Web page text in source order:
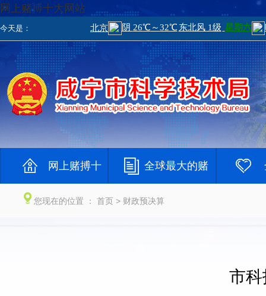
网上赌搏十大网站
今天是：
网上赌搏十
大网站
全球最大的赌
钱网
您现在的位置 ： 首页 > 财政预决算
市